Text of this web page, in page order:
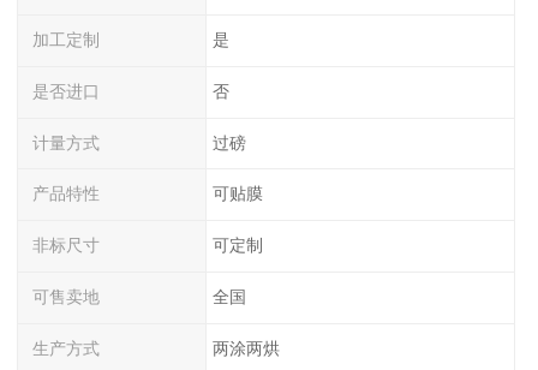
加工定制 是
是否进口 否
计量方式 过磅
产品特性 可贴膜
非标尺寸 可定制
可售卖地 全国
生产方式 两涂两烘